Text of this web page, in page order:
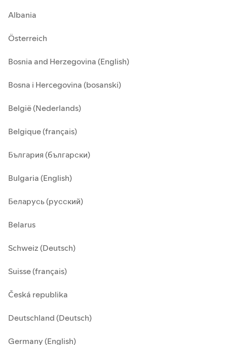
Albania
Österreich
Bosnia and Herzegovina (English)
Bosna i Hercegovina (bosanski)
België (Nederlands)
Belgique (français)
България (български)
Bulgaria (English)
Беларусь (русский)
Belarus
Schweiz (Deutsch)
Suisse (français)
Česká republika
Deutschland (Deutsch)
Germany (English)